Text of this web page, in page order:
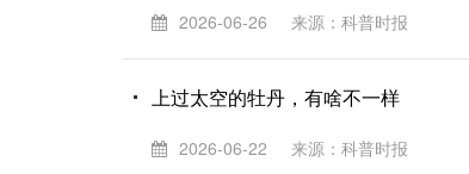
2026-06-26 来源：科普时报
上过太空的牡丹，有啥不一样
2026-06-22 来源：科普时报